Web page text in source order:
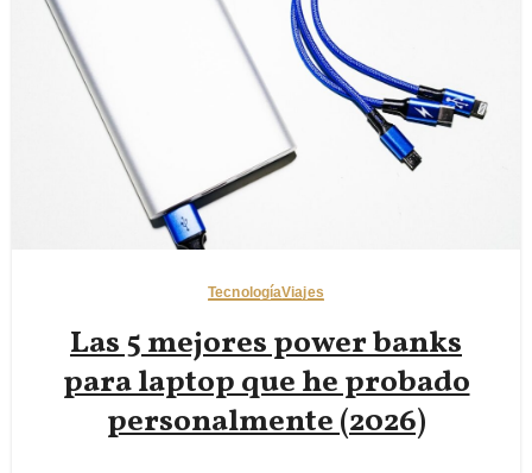
TecnologíaViajes
Las 5 mejores power banks
para laptop que he probado
personalmente (2026)